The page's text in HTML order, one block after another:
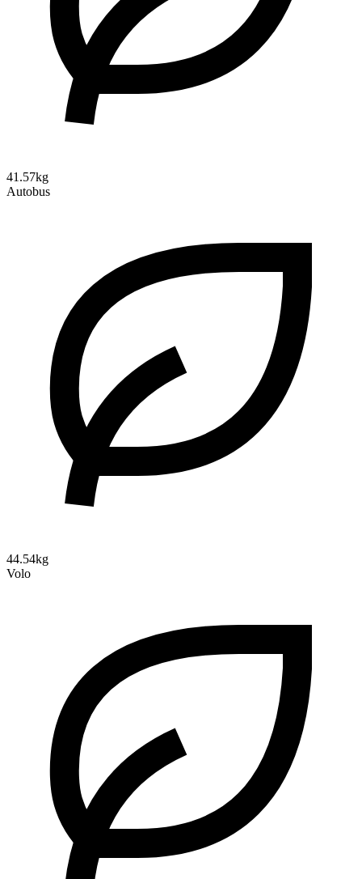
41.57kg
Autobus
44.54kg
Volo